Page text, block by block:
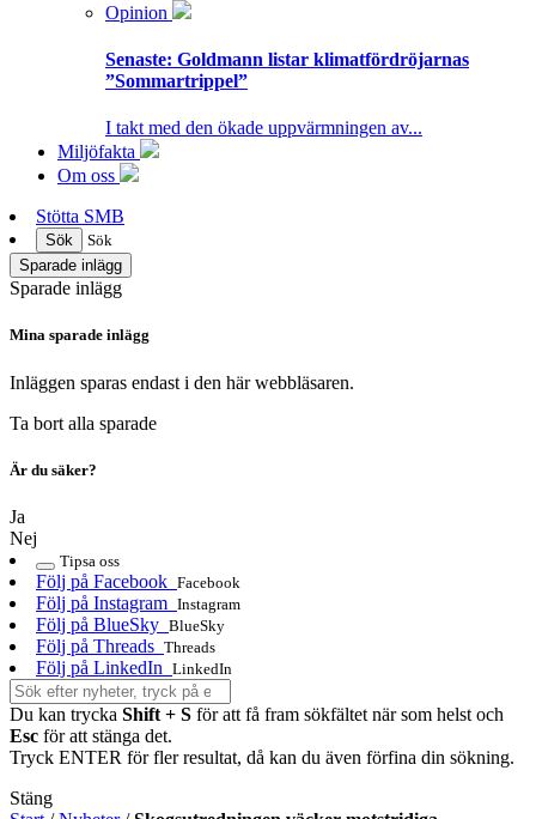
Opinion
Senaste: Goldmann listar klimatfördröjarnas
”Sommartrippel”
I takt med den ökade uppvärmningen av...
Miljöfakta
Om oss
Stötta SMB
Sök
Sök
Sparade inlägg
Sparade inlägg
Mina sparade inlägg
Inläggen sparas endast i den här webbläsaren.
Ta bort alla sparade
Är du säker?
Ja
Nej
Tipsa oss
Följ på Facebook Facebook
Följ på Instagram Instagram
Följ på BlueSky BlueSky
Följ på Threads Threads
Följ på LinkedIn LinkedIn
Du kan trycka Shift + S för att få fram sökfältet när som helst och
Esc för att stänga det.
Tryck ENTER för fler resultat, då kan du även förfina din sökning.
Stäng